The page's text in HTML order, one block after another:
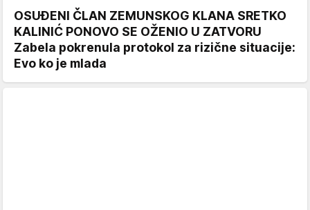
OSUĐENI ČLAN ZEMUNSKOG KLANA SRETKO
KALINIĆ PONOVO SE OŽENIO U ZATVORU
Zabela pokrenula protokol za rizične situacije:
Evo ko je mlada